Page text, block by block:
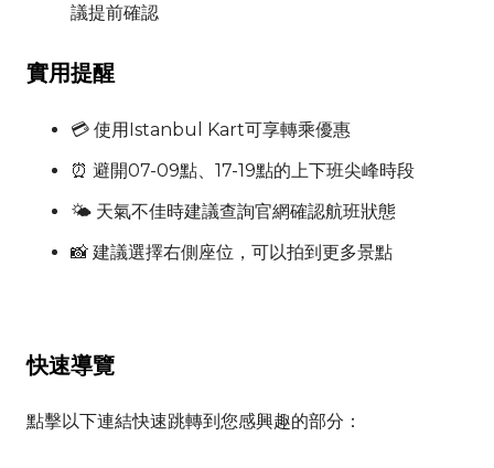
議提前確認
實用提醒
💳 使用Istanbul Kart可享轉乘優惠
⏰ 避開07-09點、17-19點的上下班尖峰時段
🌤 天氣不佳時建議查詢官網確認航班狀態
📸 建議選擇右側座位，可以拍到更多景點
快速導覽
點擊以下連結快速跳轉到您感興趣的部分：